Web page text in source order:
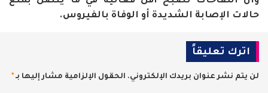
حالات الإصابة الشديدة أو الوفاة بالفيروس.
اترك تعليقاً
لن يتم نشر عنوان بريدك الإلكتروني. الحقول الإلزامية مشار إليها بـ*